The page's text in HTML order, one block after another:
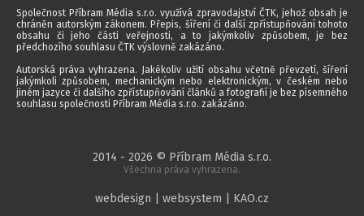
Společnost Příbram Média s.r.o. využívá zpravodajství ČTK, jehož obsah je
chráněn autorským zákonem. Přepis, šíření či další zpřístupňování tohoto
obsahu či jeho části veřejnosti, a to jakýmkoliv způsobem, je bez
předchozího souhlasu ČTK výslovně zakázáno.
Autorská práva vyhrazena. Jakékoliv užití obsahu včetně převzetí, šíření
jakýmkoli způsobem, mechanickým nebo elektronickým, v českém nebo
jiném jazyce či dalšího zpřístupňování článků a fotografií je bez písemného
souhlasu společnosti Příbram Média s.r.o. zakázáno.
2014 - 2026 © Příbram Média s.r.o.
Všechna práva vyhrazena.
webdesign | websystem | KAO.cz